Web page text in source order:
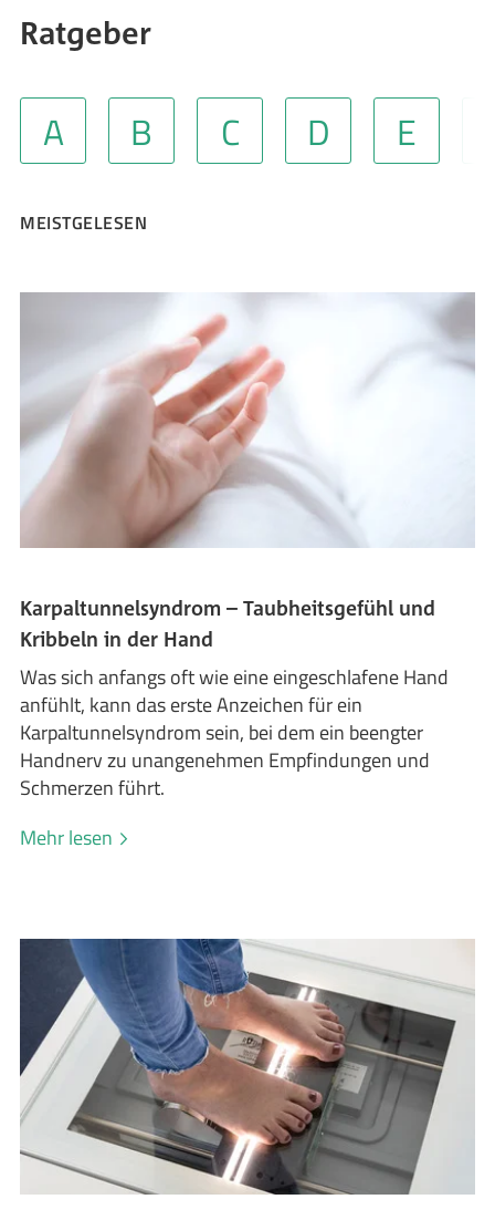
Ratgeber
A B C D E
MEISTGELESEN
Karpaltunnelsyndrom – Taubheitsgefühl und
Kribbeln in der Hand
Was sich anfangs oft wie eine eingeschlafene Hand
anfühlt, kann das erste Anzeichen für ein
Karpaltunnelsyndrom sein, bei dem ein beengter
Handnerv zu unangenehmen Empfindungen und
Schmerzen führt.
Mehr lesen